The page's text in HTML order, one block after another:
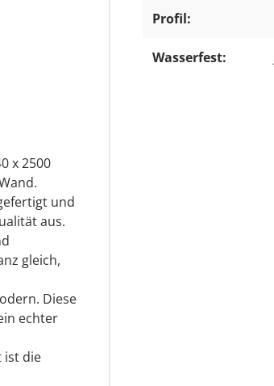
x 2500
und
aus.
gleich,
Diese
echter
ist die
Profil:
Wasserfest: